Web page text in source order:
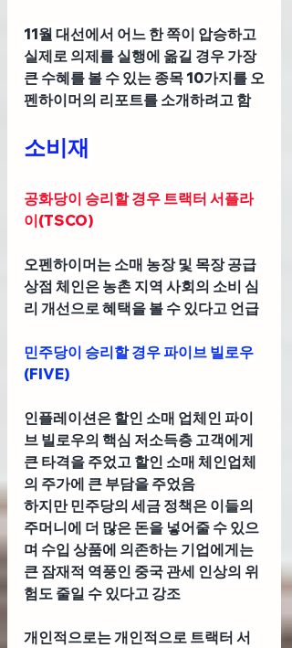
11월 대선에서 어느 한 쪽이 압승하고
실제로 의제를 실행에 옮길 경우 가장
큰 수혜를 볼 수 있는 종목 10가지를 오
펜하이머의 리포트를 소개하려고 함
소비재
공화당이 승리할 경우 트랙터 서플라
이(TSCO)
오펜하이머는 소매 농장 및 목장 공급
상점 체인은 농촌 지역 사회의 소비 심
리 개선으로 혜택을 볼 수 있다고 언급
민주당이 승리할 경우 파이브 빌로우
(FIVE)
인플레이션은 할인 소매 업체인 파이
브 빌로우의 핵심 저소득층 고객에게
큰 타격을 주었고 할인 소매 체인업체
의 주가에 큰 부담을 주었음
하지만 민주당의 세금 정책은 이들의
주머니에 더 많은 돈을 넣어줄 수 있으
며 수입 상품에 의존하는 기업에게는
큰 잠재적 역풍인 중국 관세 인상의 위
험도 줄일 수 있다고 강조
개인적으로는 개인적으로 트랙터 서